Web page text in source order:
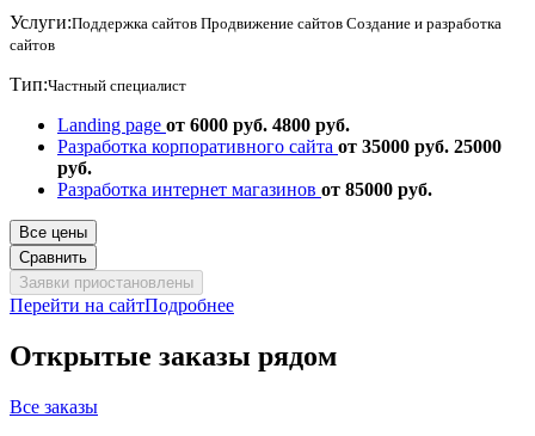
Услуги:Поддержка сайтов Продвижение сайтов Создание и разработка
сайтов
Тип:Частный специалист
Landing page от 6000 руб. 4800 руб.
Разработка корпоративного сайта от 35000 руб. 25000
руб.
Разработка интернет магазинов от 85000 руб.
Все цены
Сравнить
Заявки приостановлены
Перейти на сайтПодробнее
Открытые заказы рядом
Все заказы